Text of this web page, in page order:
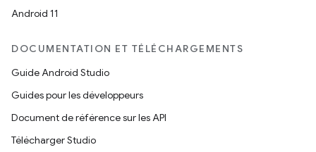
Android 11
DOCUMENTATION ET TÉLÉCHARGEMENTS
Guide Android Studio
Guides pour les développeurs
Document de référence sur les API
Télécharger Studio